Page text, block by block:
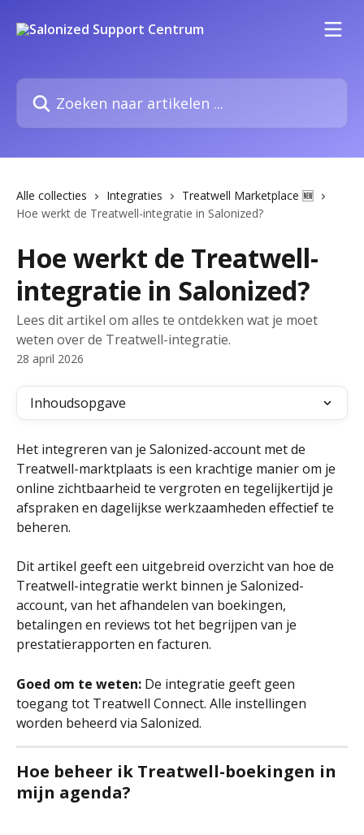
Zoeken naar artikelen ...
Alle collecties Integraties
Treatwell Marketplace 🆕
Hoe werkt de Treatwell-integratie in Salonized?
Hoe werkt de Treatwell-
integratie in Salonized?
Lees dit artikel om alles te ontdekken wat je moet
weten over de Treatwell-integratie.
28 april 2026
Inhoudsopgave
Het integreren van je Salonized-account met de
Treatwell-marktplaats is een krachtige manier om je
online zichtbaarheid te vergroten en tegelijkertijd je
afspraken en dagelijkse werkzaamheden effectief te
beheren.
Dit artikel geeft een uitgebreid overzicht van hoe de
Treatwell-integratie werkt binnen je Salonized-
account, van het afhandelen van boekingen,
betalingen en reviews tot het begrijpen van je
prestatierapporten en facturen.
Goed om te weten: De integratie geeft geen
toegang tot Treatwell Connect. Alle instellingen
worden beheerd via Salonized.
Hoe beheer ik Treatwell-boekingen in
mijn agenda?